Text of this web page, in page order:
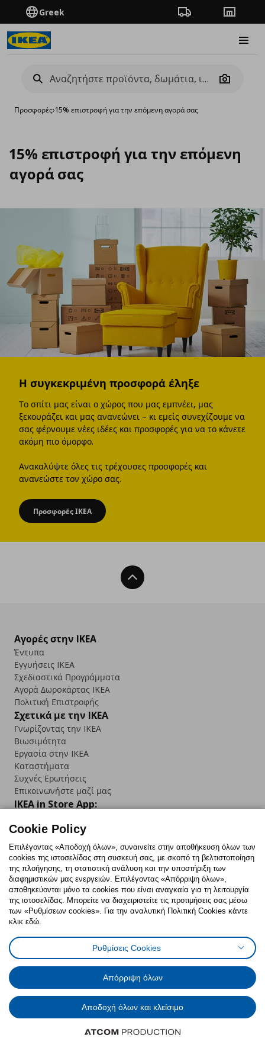
Greek Πορεία παραγγελίας
Camera
Προσφορές›15% επιστροφή για την επόμενη αγορά σας
15% επιστροφή για την επόμενη
αγορά σας
Η συγκεκριμένη προσφορά έληξε
Το σπίτι μας είναι ο χώρος που μας εμπνέει, μας
ξεκουράζει και μας ανανεώνει – κι εμείς συνεχίζουμε να
σας φέρνουμε νέες ιδέες και προσφορές για να το κάνετε
ακόμη πιο όμορφο.
Ανακαλύψτε όλες τις τρέχουσες προσφορές και
ανανεώστε τον χώρο σας.
Προσφορές ΙΚΕΑ
Back To Top
Αγορές στην IKEA
Έντυπα
Εγγυήσεις IKEA
Σχεδιαστικά Προγράμματα
Αγορά Δωρoκάρτας IKEA
Πολιτική Επιστροφής
Σχετικά με την IKEA
Γνωρίζοντας την IKEA
Βιωσιμότητα
Εργασία στην IKEA
Καταστήματα
Συχνές Ερωτήσεις
Επικοινωνήστε μαζί μας
IKEA in Store App:
Follow us:
FacebookInstagram
TikTokYoutubePinterestTwitter
Πολιτική CookiesΔήλωση ψηφιακής προσβασιμότητας
Γενική Πολιτική Προσωπικών Δεδομένων
Πολιτική Προσωπικών Δεδομένων για ΙΚΕΑ.gr
Κώδικας Καταναλωτικής Δεοντολογίας
Cookie Policy
Επιλέγοντας «Αποδοχή όλων», συναινείτε στην αποθήκευση όλων των
cookies της ιστοσελίδας στη συσκευή σας, με σκοπό τη βελτιστοποίηση
της πλοήγησης, τη στατιστική ανάλυση και την υποστήριξη των
διαφημιστικών μας ενεργειών. Επιλέγοντας «Απόρριψη όλων»,
αποθηκεύονται μόνο τα cookies που είναι αναγκαία για τη λειτουργία
της ιστοσελίδας. Μπορείτε να διαχειριστείτε τις προτιμήσεις σας μέσω
των «Ρυθμίσεων cookies». Για την αναλυτική Πολιτική Cookies κάντε
κλικ εδώ.
Ρυθμίσεις Cookies
Απόρριψη όλων
Αποδοχή όλων και κλείσιμο